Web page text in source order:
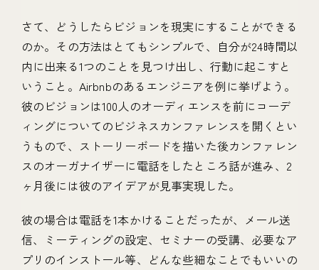
さて、どうしたらビジョンを現実にすることができる
のか。その方法はとてもシンプルで、自分が24時間以
内に出来る1つのことを見つけ出し、行動に起こすと
いうこと。Airbnbのあるエンジニアを例に挙げよう。
彼のビジョンは100人のオーディエンスを前にコーデ
ィングについてのビジネスカンファレンスを開くとい
うもので、ストーリーボードを描いた後カンファレン
スのオーガナイザーに電話をしたところ話が進み、2
ヶ月後には彼のアイデアが見事実現した。
彼の場合は電話を1本かけることだったが、メール送
信、ミーティングの設定、セミナーの受講、必要なア
プリのインストール等、どんな些細なことでもいいの